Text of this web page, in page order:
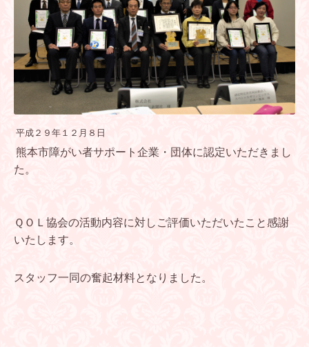
平成２９年１２月８日
熊本市障がい者サポート企業・団体に認定いただきまし
た。
ＱＯＬ協会の活動内容に対しご評価いただいたこと感謝
いたします。
スタッフ一同の奮起材料となりました。